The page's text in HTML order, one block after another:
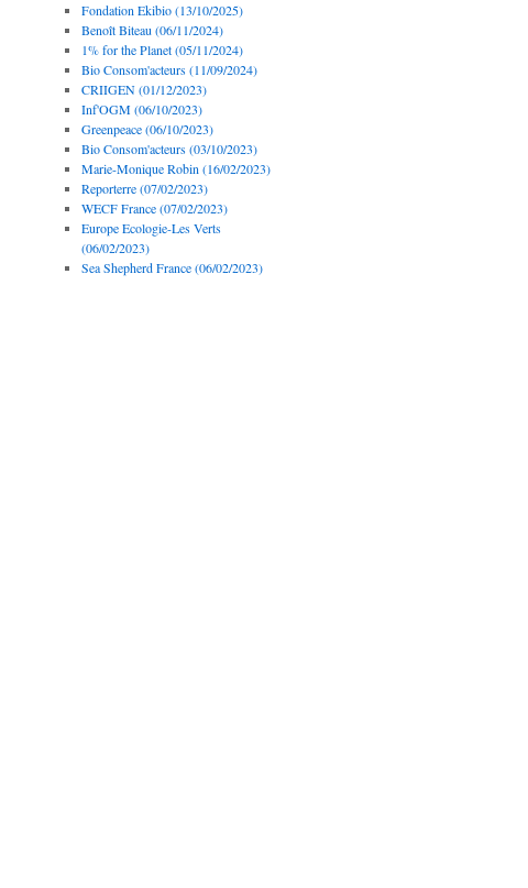
Fondation Ekibio (13/10/2025)
Benoît Biteau (06/11/2024)
1% for the Planet (05/11/2024)
Bio Consom'acteurs (11/09/2024)
CRIIGEN (01/12/2023)
Inf'OGM (06/10/2023)
Greenpeace (06/10/2023)
Bio Consom'acteurs (03/10/2023)
Marie-Monique Robin (16/02/2023)
Reporterre (07/02/2023)
WECF France (07/02/2023)
Europe Ecologie-Les Verts
(06/02/2023)
Sea Shepherd France (06/02/2023)